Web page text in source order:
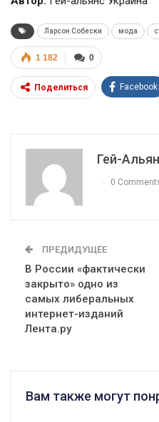
Ларсон Собески мода
0
1 182
Поделиться Facebook
Гей-
0
ПРЕДИДУЩЕЕ
В России «фактически
закрыто» одно из
самых либеральных
интернет-изданий
Лента.ру
Вам также могут